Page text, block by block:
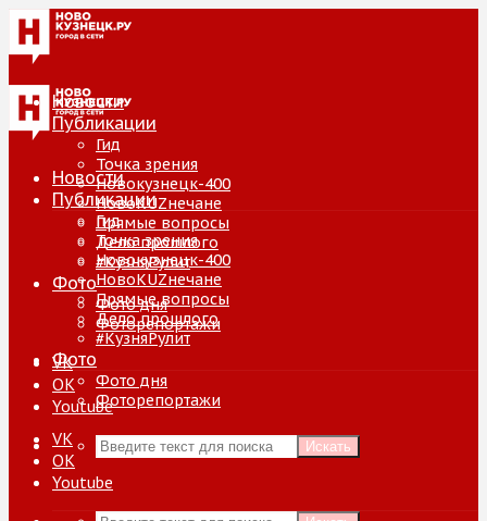
Новости
Публикации
Гид
Точка зрения
Новокузнецк-400
НовоKUZнечане
Прямые вопросы
Дело прошлого
#КузняРулит
Фото
Фото дня
Фоторепортажи
VK
ОК
Youtube
Искать
Новости
Публикации
Гид
Точка зрения
Новокузнецк-400
НовоKUZнечане
Прямые вопросы
Дело прошлого
#КузняРулит
Фото
Фото дня
Фоторепортажи
VK
ОК
Youtube